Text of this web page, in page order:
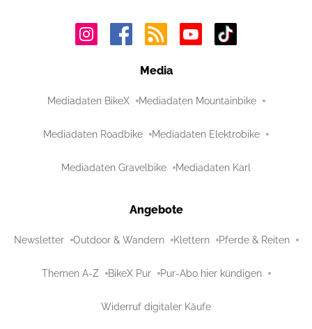
Media
Mediadaten BikeX Mediadaten Mountainbike
Mediadaten Roadbike Mediadaten Elektrobike
Mediadaten Gravelbike Mediadaten Karl
Angebote
Newsletter Outdoor & Wandern Klettern Pferde & Reiten
Themen A-Z BikeX Pur Pur-Abo hier kündigen
Widerruf digitaler Käufe